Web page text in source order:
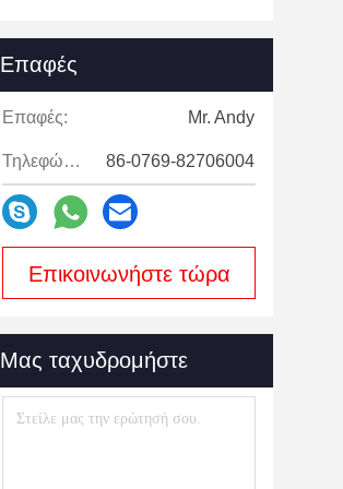
Επαφές
Επαφές: Mr. Andy
Τηλεφώνημα: 86-0769-82706004
Επικοινωνήστε τώρα
Μας ταχυδρομήστε